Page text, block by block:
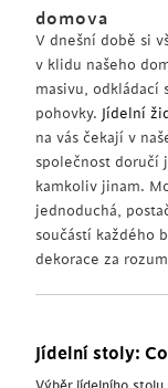
domova
V dnešní době si
v klidu našeho
masivu, odkládací
pohovky. Jídelní
na vás čekají v
společnost doručí
kamkoliv jinam.
jednoduchá,
součástí každého
dekorace za
Jídelní stoly: